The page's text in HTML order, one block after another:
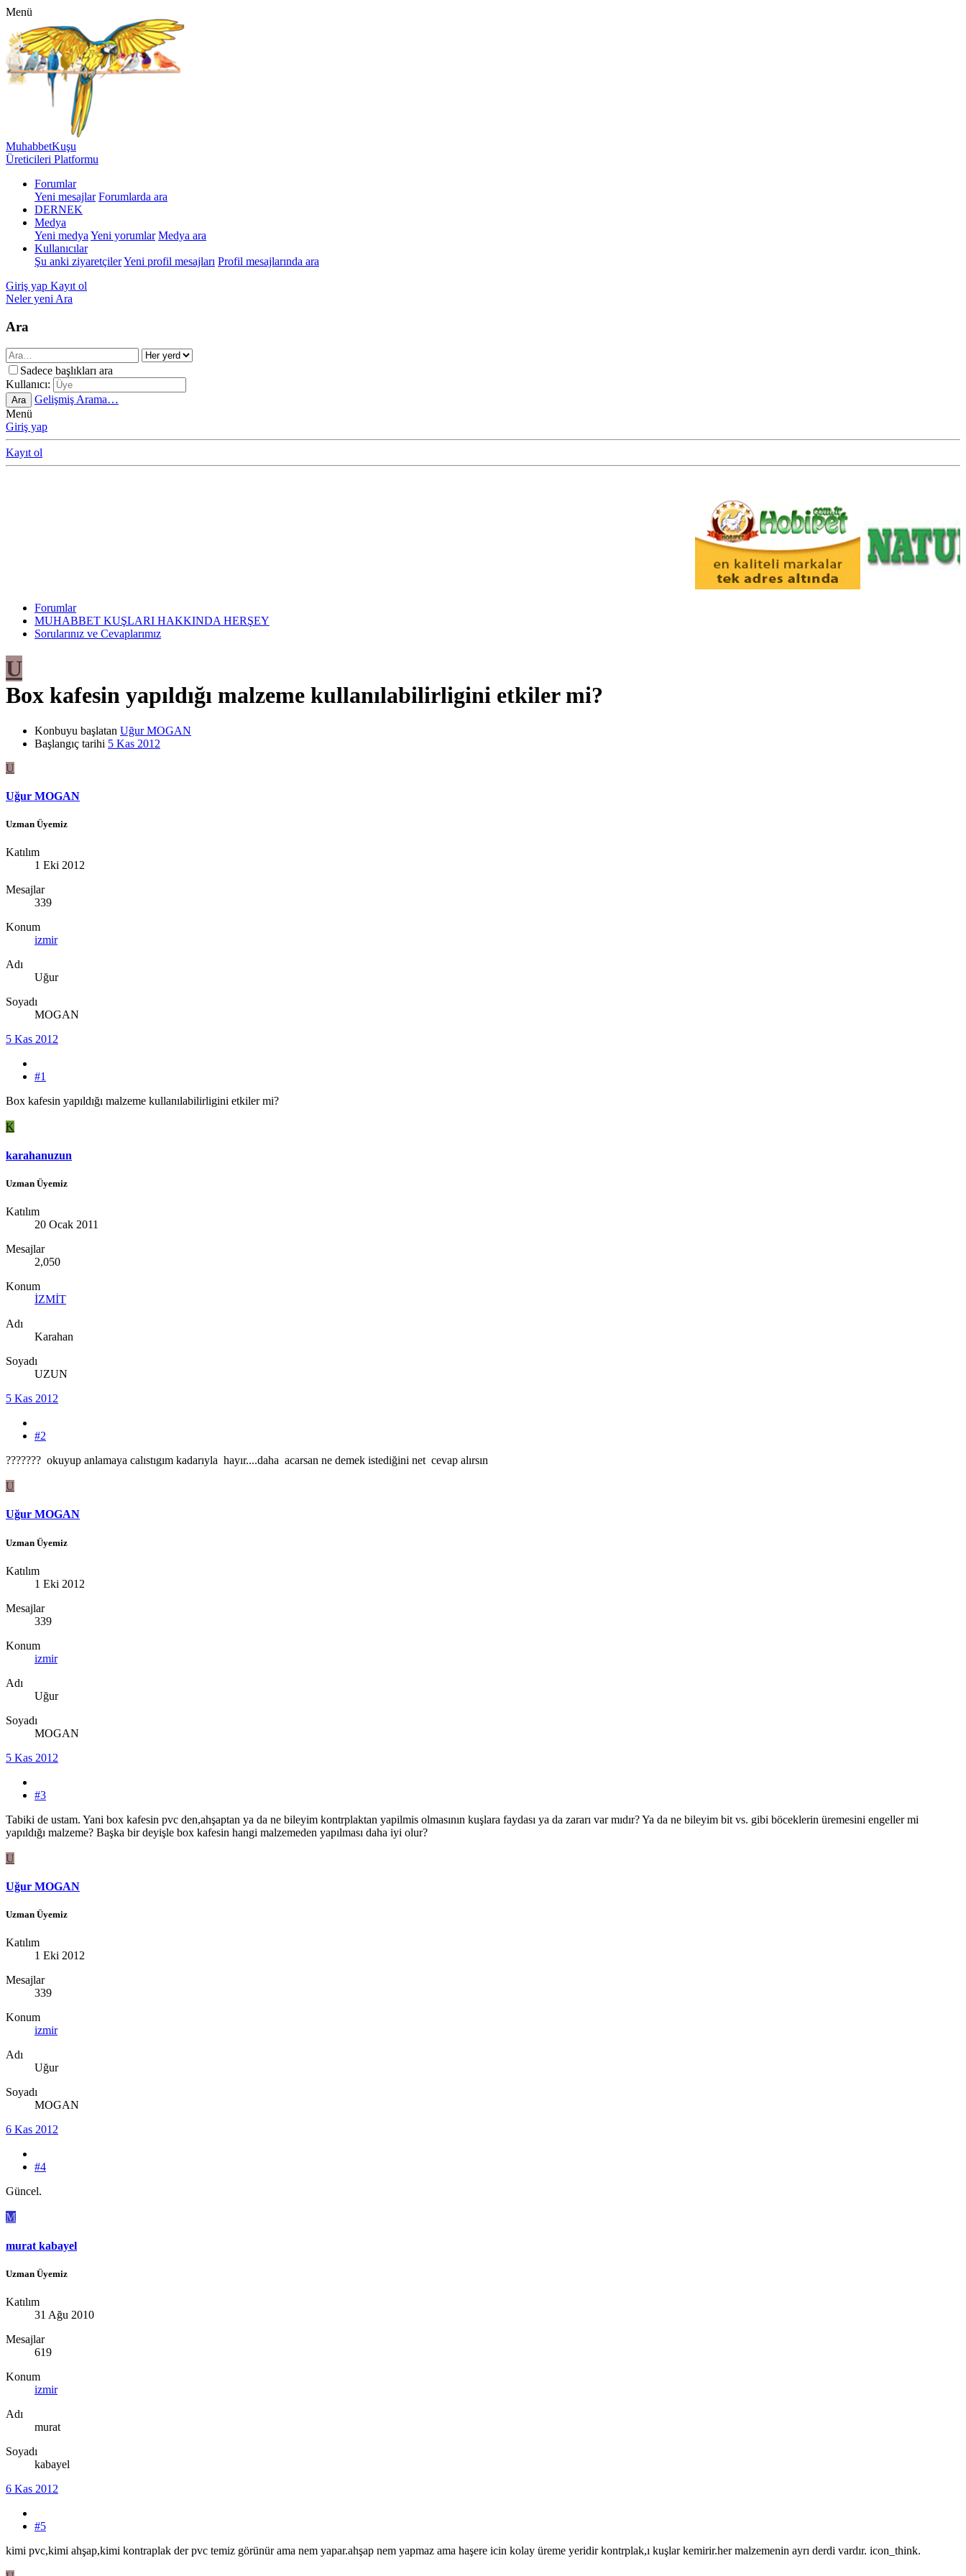
Menü
MuhabbetKuşu
Üreticileri Platformu
Forumlar
Yeni mesajlar Forumlarda ara
DERNEK
Medya
Yeni medya Yeni yorumlar Medya ara
Kullanıcılar
Şu anki ziyaretçilerYeni profil mesajları Profil mesajlarında ara
Giriş yap Kayıt ol
Neler yeni Ara
Ara
Sadece başlıkları ara
Kullanıcı:
Ara
Gelişmiş Arama…
Menü
Giriş yap
Kayıt ol
Forumlar
MUHABBET KUŞLARI HAKKINDA HERŞEY
Sorularınız ve Cevaplarımız
U
Box kafesin yapıldığı malzeme kullanılabilirligini etkiler mi?
Konbuyu başlatan Uğur MOGAN
Başlangıç tarihi 5 Kas 2012
U
Uğur MOGAN
Uzman Üyemiz
Katılım
1 Eki 2012
Mesajlar
339
Konum
izmir
Adı
Uğur
Soyadı
MOGAN
5 Kas 2012
#1
Box kafesin yapıldığı malzeme kullanılabilirligini etkiler mi?
K
karahanuzun
Uzman Üyemiz
Katılım
20 Ocak 2011
Mesajlar
2,050
Konum
İZMİT
Adı
Karahan
Soyadı
UZUN
5 Kas 2012
#2
??????? okuyup anlamaya calıstıgım kadarıyla hayır....daha acarsan ne demek istediğini net cevap alırsın
U
Uğur MOGAN
Uzman Üyemiz
Katılım
1 Eki 2012
Mesajlar
339
Konum
izmir
Adı
Uğur
Soyadı
MOGAN
5 Kas 2012
#3
Tabiki de ustam. Yani box kafesin pvc den,ahşaptan ya da ne bileyim kontrplaktan yapilmis olmasının kuşlara faydası ya da zararı var mıdır? Ya da ne bileyim bit vs. gibi böceklerin üremesini engeller mi
yapıldığı malzeme? Başka bir deyişle box kafesin hangi malzemeden yapılması daha iyi olur?
U
Uğur MOGAN
Uzman Üyemiz
Katılım
1 Eki 2012
Mesajlar
339
Konum
izmir
Adı
Uğur
Soyadı
MOGAN
6 Kas 2012
#4
Güncel.
M
murat kabayel
Uzman Üyemiz
Katılım
31 Ağu 2010
Mesajlar
619
Konum
izmir
Adı
murat
Soyadı
kabayel
6 Kas 2012
#5
kimi pvc,kimi ahşap,kimi kontraplak der pvc temiz görünür ama nem yapar.ahşap nem yapmaz ama haşere icin kolay üreme yeridir kontrplak,ı kuşlar kemirir.her malzemenin ayrı derdi vardır. icon_think.